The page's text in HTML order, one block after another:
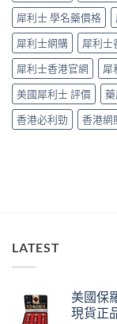
藥
師：
九
成
「冇
效」
投
訴，
其
實
掂〉
犀利士 學名藥價格
犀利士網購
犀利士
犀利士香港官網
犀
美國犀利士 評價
香港必利勁
香港網
LATEST
美國保
現貨正